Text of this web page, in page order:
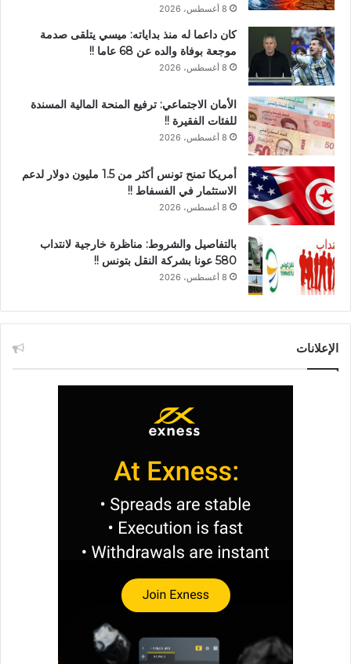
8 أغسطس، 2026
كان داعما له منذ بداياته: ميسي يتلقى صدمة
موجعة بوفاة والده عن 68 عاما !!
8 أغسطس، 2026
الأمان الاجتماعي: ترفيع المنحة المالية المسندة
للفئات الفقيرة !!
8 أغسطس، 2026
أمريكا تمنح تونس أكثر من 1.5 مليون دولار لدعم
الاستثمار في الفسفاط !!
8 أغسطس، 2026
بالتفاصيل والشروط: مناظرة خارجية لانتداب
580 عونا بشركة النقل بتونس !!
8 أغسطس، 2026
الإعلانات